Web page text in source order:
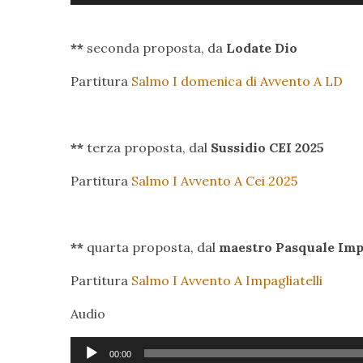
** seconda proposta, da Lodate Dio
Partitura Salmo I domenica di Avvento A LD
** terza proposta, dal Sussidio CEI 2025
Partitura Salmo I Avvento A Cei 2025
** quarta proposta, dal maestro Pasquale
Partitura Salmo I Avvento A Impagliatelli
Audio
Audio
00:00